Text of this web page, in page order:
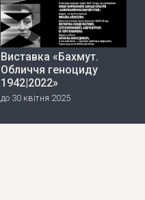
Виставка «Бахмут.
Обличчя геноциду
1942|2022»
до 30 квітня 2025